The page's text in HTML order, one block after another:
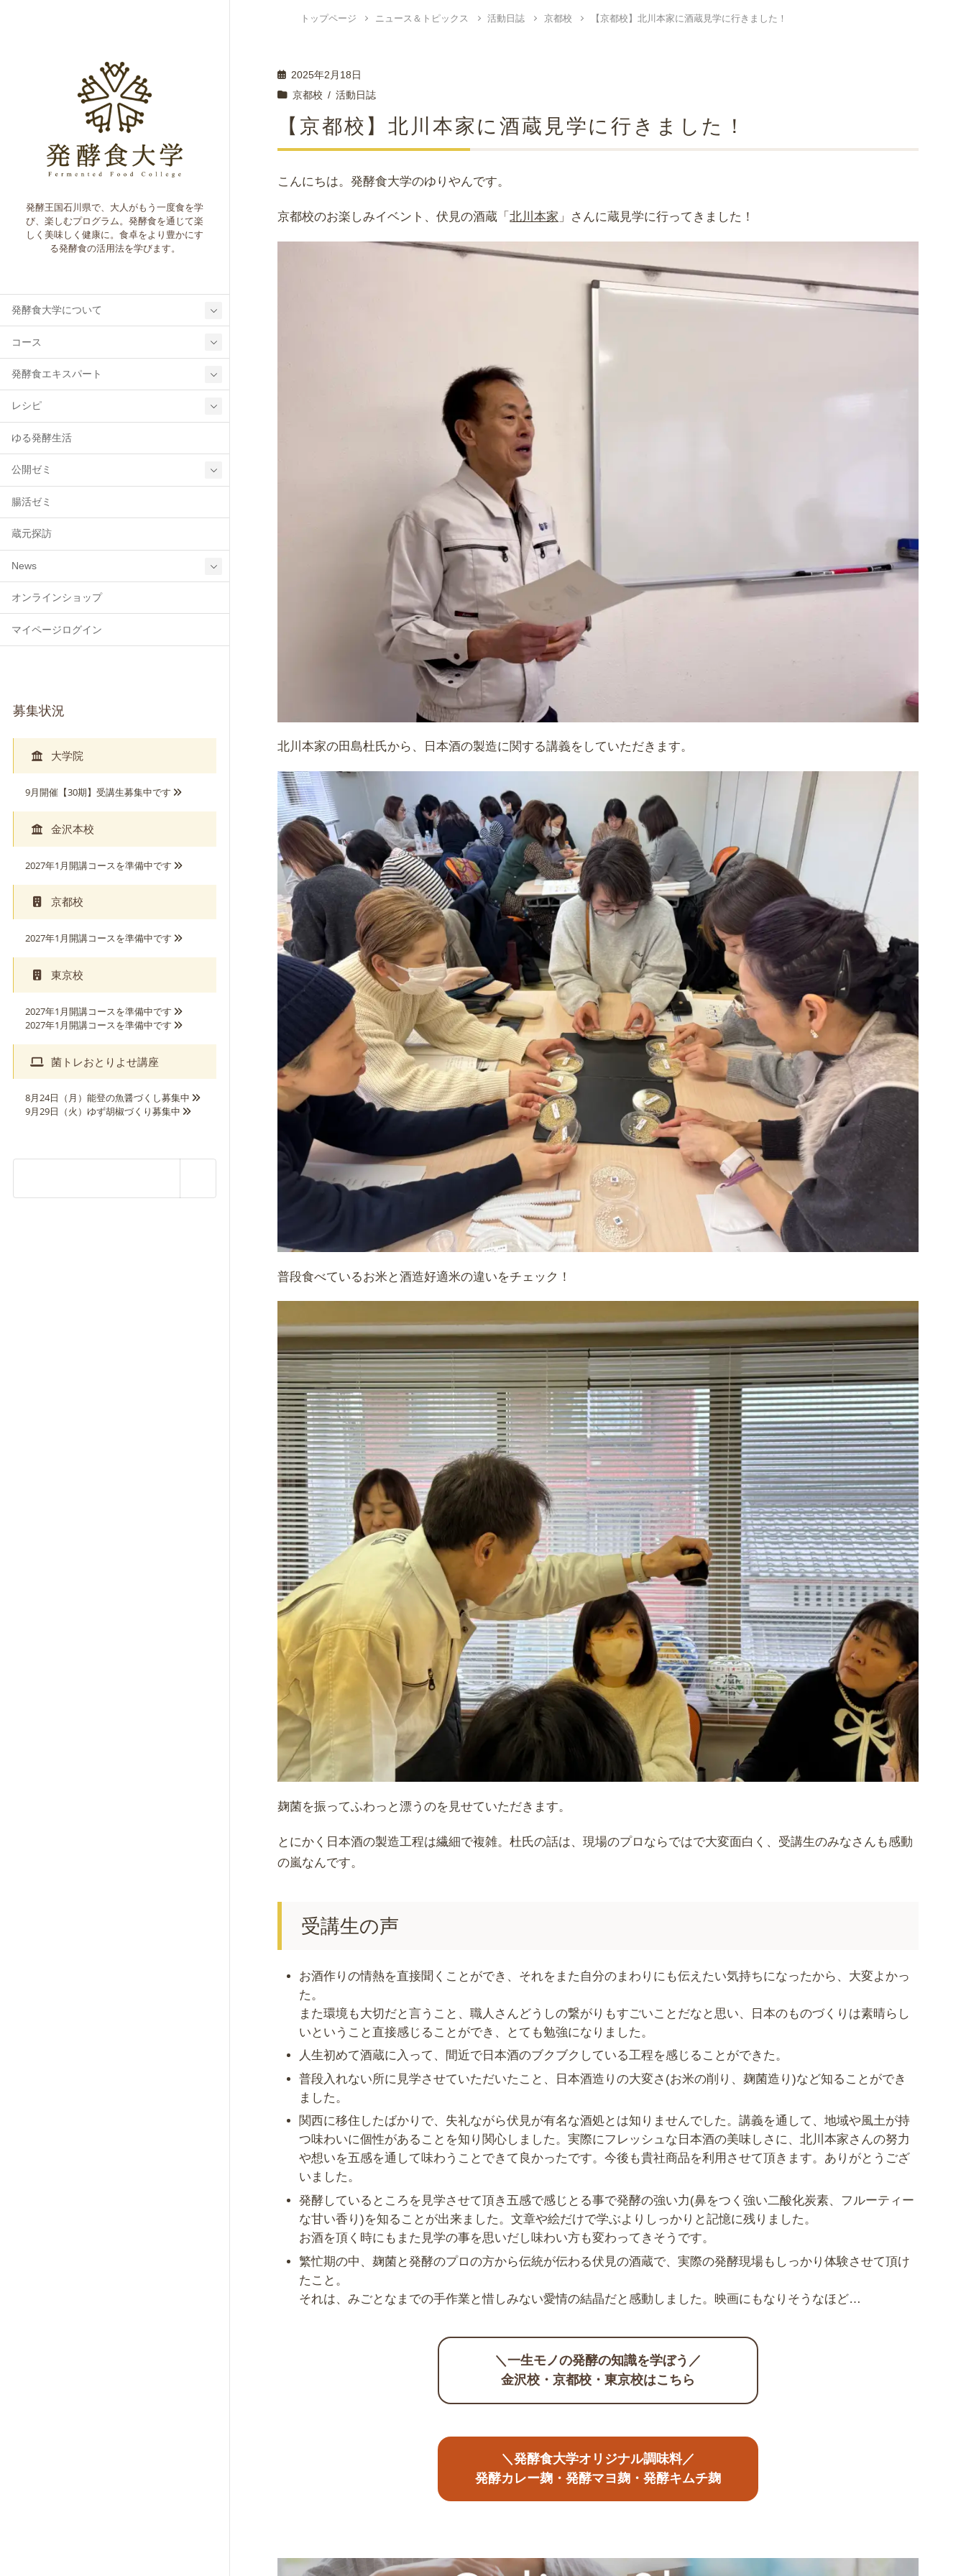
発酵王国石川県で、大人がもう一度食を学
び、楽しむプログラム。発酵食を通じて楽
しく美味しく健康に。食卓をより豊かにす
る発酵食の活用法を学びます。
発酵食大学について
コース
発酵食エキスパート
レシピ
ゆる発酵生活
公開ゼミ
腸活ゼミ
蔵元探訪
News
オンラインショップ
マイページログイン
募集状況
大学院
9月開催【30期】受講生募集中です
金沢本校
2027年1月開講コースを準備中です
京都校
2027年1月開講コースを準備中です
東京校
2027年1月開講コースを準備中です
2027年1月開講コースを準備中です
菌トレおとりよせ講座
8月24日（月）能登の魚醤づくし募集中
9月29日（火）ゆず胡椒づくり募集中
トップページ ニュース＆トピックス 活動日誌 京都校 【京都校】北川本家に酒蔵見学に行きました！
2025年2月18日
京都校
活動日誌
【京都校】北川本家に酒蔵見学に行きました！
こんにちは。発酵食大学のゆりやんです。
京都校のお楽しみイベント、伏見の酒蔵「北川本家 」さんに蔵見学に行ってきました！
北川本家の田島杜氏から、日本酒の製造に関する講義をしていただきます。
普段食べているお米と酒造好適米の違いをチェック！
麹菌を振ってふわっと漂うのを見せていただきます。
とにかく日本酒の製造工程は繊細で複雑。杜氏の話は、現場のプロならではで大変面白く、受講生のみなさんも感動
の嵐なんです。
受講生の声
お酒作りの情熱を直接聞くことができ、それをまた自分のまわりにも伝えたい気持ちになったから、大変よかっ
た。
また環境も大切だと言うこと、職人さんどうしの繋がりもすごいことだなと 思い、日本のものづくりは素晴らし
いということ直接感じることができ、とても勉強になりました。
人生初めて酒蔵に入って、間近で日本酒のブクブクしている工程を感じることができた。
普段入れない所に見学させていただいたこと、日本酒造りの大変さ(お米の削り、麹菌造り)など知ることができ
ました。
関西に移住したばかりで、失礼ながら伏見が有名な酒処とは知りませんでした。講義を通して、地域や風土が持
つ味わいに個性があることを知り関心しました。実際にフレッシュな日本酒の美味しさに、北川本家さんの努力
や想いを五感を通して味わうことできて良かったです。今後も貴社商品を利用させて頂きます。ありがとうござ
いました。
発酵しているところを見学させて頂き五感で感じとる事で発酵の強い力(鼻をつく強い二酸化炭素、フルーティー
な甘い香り)を知ることが出来ました。文章や絵だけで学ぶよりしっかりと記憶に残りました。
お酒を頂く時にもまた見学の事を思いだし味わい方も変わってきそうです。
繁忙期の中、麹菌と発酵のプロの方から伝統が伝わる伏見の酒蔵で、実際の発酵現場もしっかり体験させて頂け
たこと。
それは、みごとなまでの手作業と惜しみない愛情の結晶だと感動しました。 映画にもなりそうなほど…
＼一生モノの発酵の知識を学ぼう／
金沢校・京都校・東京校はこちら
＼発酵食大学オリジナル調味料／
発酵カレー麹・発酵マヨ麹・発酵キムチ麹